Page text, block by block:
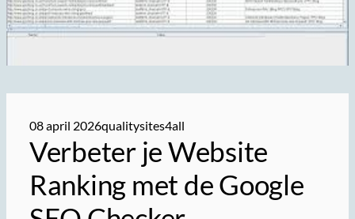
08 april 2026qualitysites4all
Verbeter je Website
Ranking met de Google